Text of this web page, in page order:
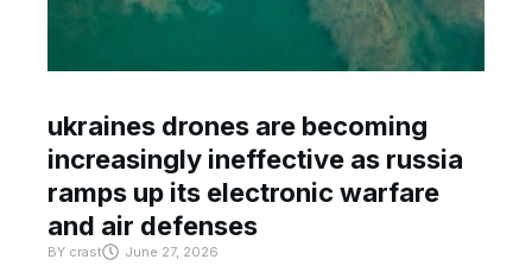
ukraines drones are becoming
increasingly ineffective as russia
ramps up its electronic warfare
and air defenses
BY crast June 27, 2026